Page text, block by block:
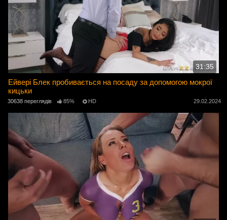
31:35
Ейвері Блек пробивається на посаду за допомогою мокрої
кицьки
30638 переглядів 85% HD 29.02.2024